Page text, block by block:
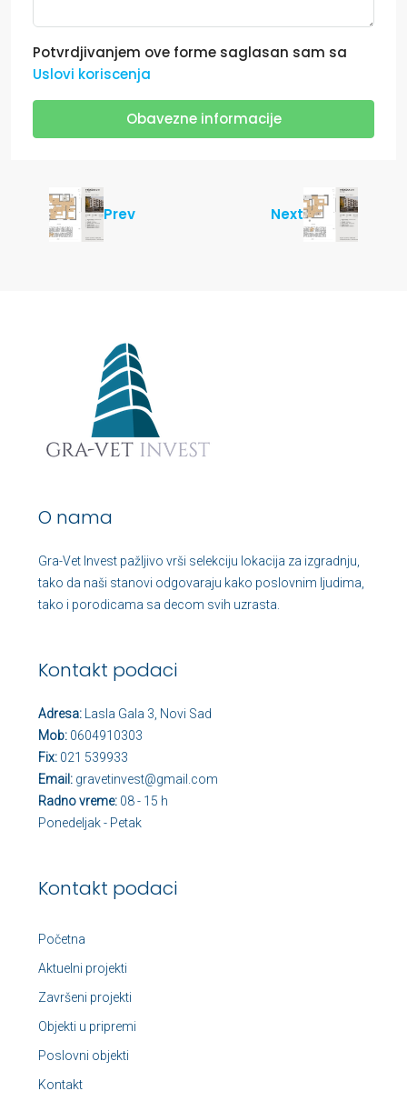
Potvrdjivanjem ove forme saglasan sam sa
Uslovi koriscenja
Obavezne informacije
Prev Next
O nama
Gra-Vet Invest pažljivo vrši selekciju lokacija za izgradnju,
tako da naši stanovi odgovaraju kako poslovnim ljudima,
tako i porodicama sa decom svih uzrasta.
Kontakt podaci
Adresa: Lasla Gala 3, Novi Sad
Mob: 0604910303
Fix: 021 539933
Email: gravetinvest@gmail.com
Radno vreme: 08 - 15 h
Ponedeljak - Petak
Kontakt podaci
Početna
Aktuelni projekti
Završeni projekti
Objekti u pripremi
Poslovni objekti
Kontakt